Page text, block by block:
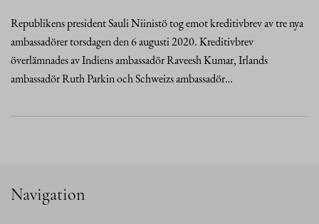
Republikens president Sauli Niinistö tog emot kreditivbrev av tre nya
ambassadörer torsdagen den 6 augusti 2020. Kreditivbrev
överlämnades av Indiens ambassadör Raveesh Kumar, Irlands
ambassadör Ruth Parkin och Schweizs ambassadör…
Navigation